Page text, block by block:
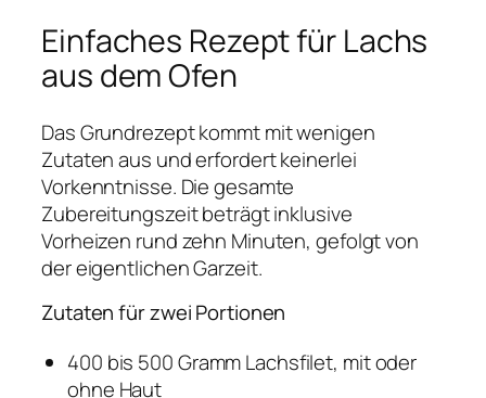
Einfaches Rezept für Lachs
aus dem Ofen
Das Grundrezept kommt mit wenigen
Zutaten aus und erfordert keinerlei
Vorkenntnisse. Die gesamte
Zubereitungszeit beträgt inklusive
Vorheizen rund zehn Minuten, gefolgt von
der eigentlichen Garzeit.
Zutaten für zwei Portionen
400 bis 500 Gramm Lachsfilet, mit oder
ohne Haut